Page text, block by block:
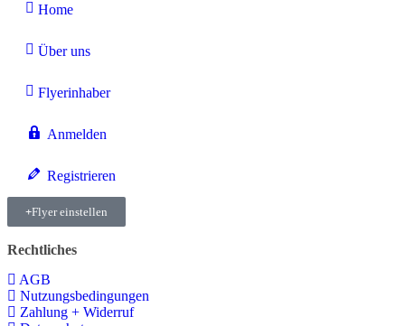
Home
Über uns
Flyerinhaber
Anmelden
Registrieren
Flyer einstellen
Rechtliches
AGB
Nutzungsbedingungen
Zahlung + Widerruf